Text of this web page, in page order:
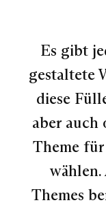
Es gibt
gestaltete
diese
aber auch
Theme
Themes